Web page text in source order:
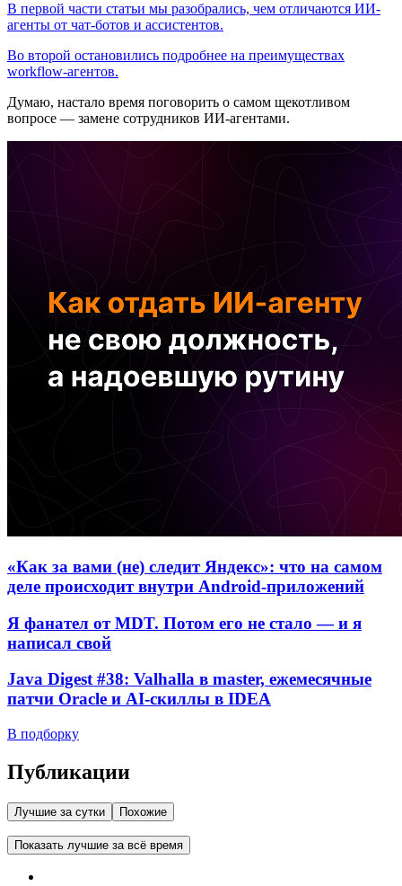
В первой части статьи мы разобрались, чем отличаются ИИ-
агенты от чат-ботов и ассистентов.
Во второй остановились подробнее на преимуществах
workflow-агентов.
Думаю, настало время поговорить о самом щекотливом
вопросе — замене сотрудников ИИ-агентами.
«Как за вами (не) следит Яндекс»: что на самом
деле происходит внутри Android-приложений
Я фанател от MDT. Потом его не стало — и я
написал свой
Java Digest #38: Valhalla в master, ежемесячные
патчи Oracle и AI-скиллы в IDEA
В подборку
Публикации
Лучшие за сутки Похожие
Показать лучшие за всё время